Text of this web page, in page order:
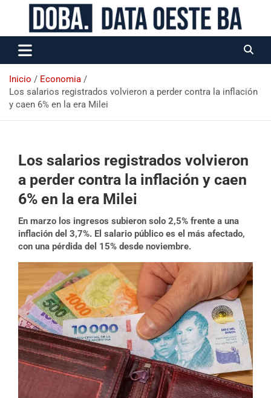
Data Oeste BA
Inicio
Economia
Los salarios registrados volvieron a perder contra la inflación
y caen 6% en la era Milei
Los salarios registrados volvieron
a perder contra la inflación y caen
6% en la era Milei
En marzo los ingresos subieron solo 2,5% frente a una
inflación del 3,7%. El salario público es el más afectado,
con una pérdida del 15% desde noviembre.